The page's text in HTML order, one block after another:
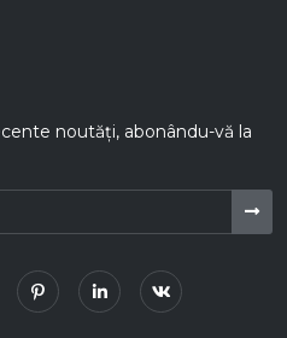
noutăți, abonându-vă la